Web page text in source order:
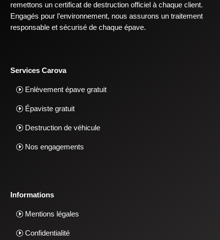
remettons un certificat de destruction officiel à chaque client.
Engagés pour l’environnement, nous assurons un traitement
responsable et sécurisé de chaque épave.
Services Carova
Enlèvement épave gratuit
Épaviste gratuit
Destruction de véhicule
Nos engagements
Informations
Mentions légales
Confidentialité